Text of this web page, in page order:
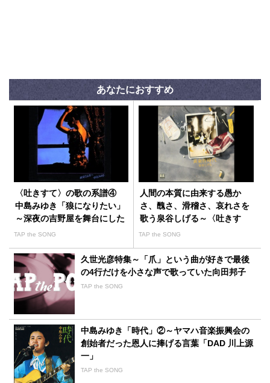
あなたにおすすめ
〈吐きすて〉の歌の系譜④
中島みゆき「狼になりたい」
～深夜の吉野屋を舞台にした
人間模様
TAP the SONG
人間の本質に由来する愚か
さ、醜さ、滑稽さ、哀れさを
歌う泉谷しげる～〈吐きす
て〉の歌の系譜⑦
TAP the SONG
久世光彦特集～「爪」という曲が好きで最後
の4行だけを小さな声で歌っていた向田邦子
TAP the SONG
中島みゆき「時代」②～ヤマハ音楽振興会の
創始者だった恩人に捧げる言葉「DAD 川上源
一」
TAP the SONG